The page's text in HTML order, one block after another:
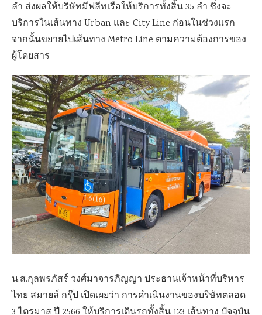
ลำ ส่งผลให้บริษัทมีฟลีทเรือให้บริการทั้งสิ้น 35 ลำ ซึ่งจะ
บริการในเส้นทาง Urban และ City Line ก่อนในช่วงแรก
จากนั้นขยายไปเส้นทาง Metro Line ตามความต้องการของ
ผู้โดยสาร
น.ส.กุลพรภัสร์ วงศ์มาจารภิญญา ประธานเจ้าหน้าที่บริหาร
ไทย สมายล์ กรุ๊ป เปิดเผยว่า การดำเนินงานของบริษัทตลอด